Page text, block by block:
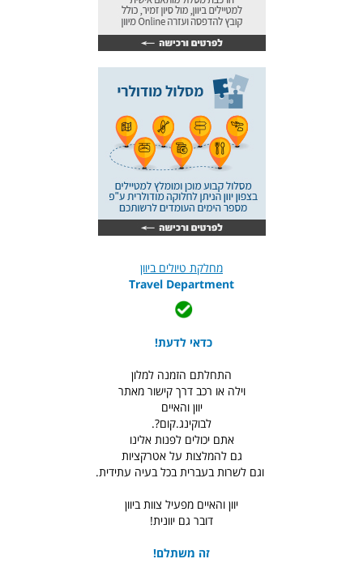
מחלקת טיולים ביוון
Travel Department
כדאי לדעת!
התחלתם הזמנה למלון
וילה או רכב דרך קישור מאתר
יוון והאיים
לבוקינג.קום?.
אתם יכולים לפנות אלינו
גם להמלצות על אטרקציות
וגם לשרות בעברית בכל בעיה עתידית.
יוון והאיים מפעיל צוות ביוון
דובר גם יוונית!
זה משתלם!